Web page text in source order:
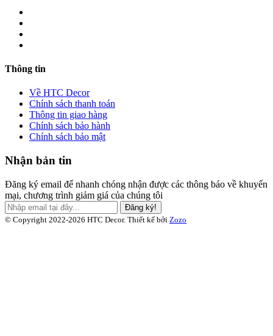
Thông tin
Về HTC Decor
Chính sách thanh toán
Thông tin giao hàng
Chính sách bảo hành
Chính sách bảo mật
Nhận bản tin
Đăng ký email để nhanh chóng nhận được các thông báo về khuyến
mại, chương trình giảm giá của chúng tôi
Đăng ký!
© Copyright 2022-2026 HTC Decor. Thiết kế bởi Zozo